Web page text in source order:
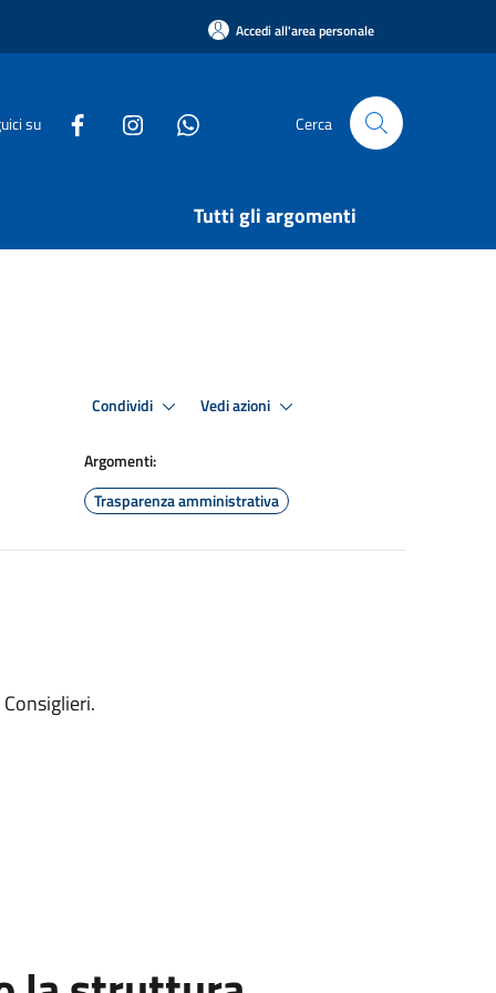
Accedi all'area personale
su Cerca
Tutti gli argomenti
Condividi Vedi azioni
Argomenti:
Trasparenza amministrativa